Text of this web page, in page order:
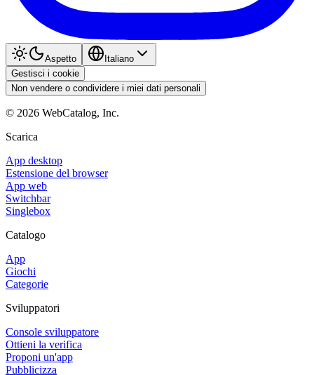
Aspetto
Italiano
Gestisci i cookie
Non vendere o condividere i miei dati personali
© 2026 WebCatalog, Inc.
Scarica
App desktop
Estensione del browser
App web
Switchbar
Singlebox
Catalogo
App
Giochi
Categorie
Sviluppatori
Console sviluppatore
Ottieni la verifica
Proponi un'app
Pubblicizza